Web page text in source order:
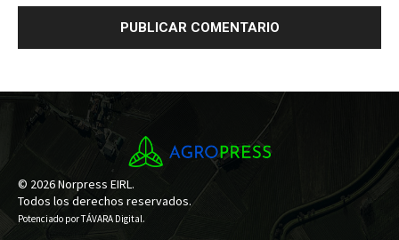
© 2026 Norpress EIRL.
Todos los derechos reservados.
Potenciado porTÁVARA Digital.